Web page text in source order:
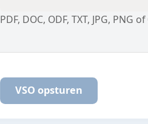
PDF, DOC, ODF, TXT, JPG, PNG